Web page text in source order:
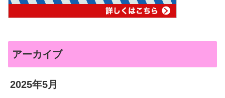
アーカイブ
2025年5月